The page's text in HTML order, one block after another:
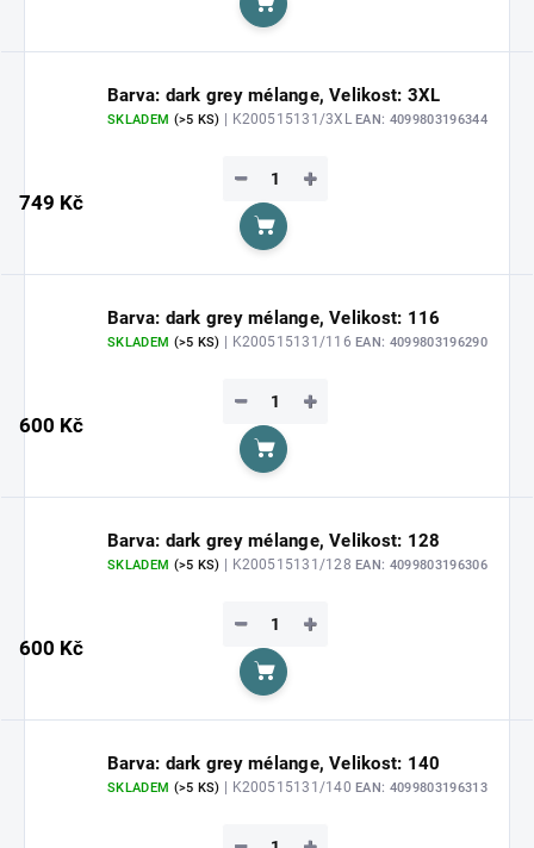
Do košíku
Barva: dark grey mélange, Velikost: 3XL
SKLADEM (>5 KS) | K200515131/3XLEAN: 4099803196344
749 Kč
+
−
Do košíku
Barva: dark grey mélange, Velikost: 116
SKLADEM (>5 KS) | K200515131/116EAN: 4099803196290
600 Kč
+
−
Do košíku
Barva: dark grey mélange, Velikost: 128
SKLADEM (>5 KS) | K200515131/128EAN: 4099803196306
600 Kč
+
−
Do košíku
Barva: dark grey mélange, Velikost: 140
SKLADEM (>5 KS) | K200515131/140EAN: 4099803196313